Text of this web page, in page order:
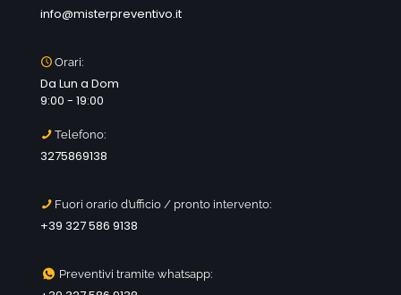
info@misterpreventivo.it
Orari:
Da Lun a Dom
9:00 - 19:00
Telefono:
3275869138
Fuori orario d’ufficio / pronto intervento:
+39 327 586 9138
Preventivi tramite whatsapp: